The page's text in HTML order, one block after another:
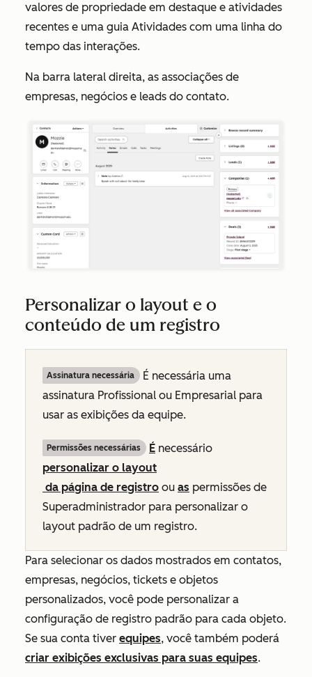
valores de propriedade em destaque e atividades
recentes e uma guia Atividades com uma linha do
tempo das interações.
Na barra lateral direita, as associações de
empresas, negócios e leads do contato.
Personalizar o layout e o
conteúdo de um registro
Assinatura necessária
É necessária uma
assinatura Profissional ou Empresarial para
usar as exibições da equipe.
Permissões necessárias É necessário
personalizar o layout
da página de registro ou as permissões de
Superadministrador para personalizar o
layout padrão de um registro.
Para selecionar os dados mostrados em contatos,
empresas, negócios, tickets e objetos
personalizados, você pode personalizar a
configuração de registro padrão para cada objeto.
Se sua conta tiver equipes, você também poderá
criar exibições exclusivas para suas equipes.